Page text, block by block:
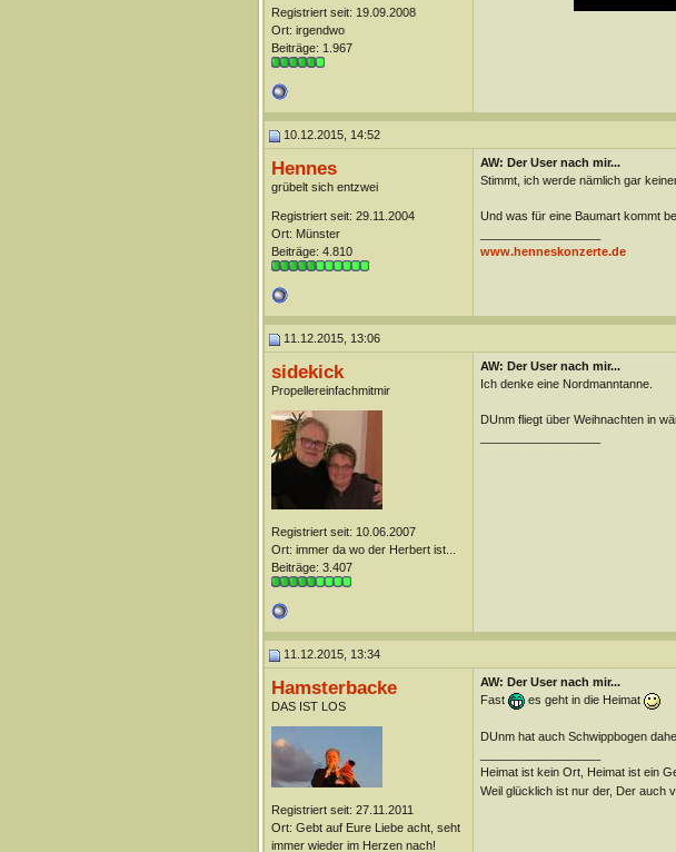
Registriert seit: 19.09.2008
Ort: irgendwo
Beiträge: 1.967
10.12.2015, 14:52
Hennes
grübelt sich entzwei
Registriert seit: 29.11.2004
Ort: Münster
Beiträge: 4.810
AW: Der User nach mir...
Stimmt, ich werde nämlich gar
Und was für eine Baumart kommt
www.henneskonzerte.de
11.12.2015, 13:06
sidekick
Propellereinfachmitmir
Registriert seit: 10.06.2007
Ort: immer da wo der Herbert ist...
Beiträge: 3.407
AW: Der User nach mir...
Ich denke eine Nordmanntanne.
DUnm fliegt über Weihnachten in
11.12.2015, 13:34
Hamsterbacke
DAS IST LOS
Registriert seit: 27.11.2011
Ort: Gebt auf Eure Liebe acht, seht
immer wieder im Herzen nach!
AW: Der User nach mir...
Fast
es geht in die Heimat
DUnm hat auch Schwippbogen
Heimat ist kein Ort, Heimat ist ein
Weil glücklich ist nur der, Der auch